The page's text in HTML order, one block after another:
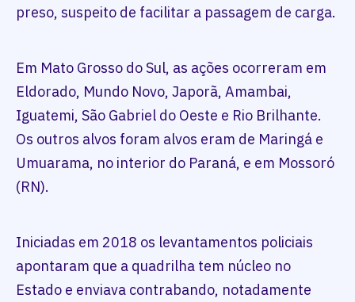
preso, suspeito de facilitar a passagem de carga.
Em Mato Grosso do Sul, as ações ocorreram em
Eldorado, Mundo Novo, Japorã, Amambai,
Iguatemi, São Gabriel do Oeste e Rio Brilhante.
Os outros alvos foram alvos eram de Maringá e
Umuarama, no interior do Paraná, e em Mossoró
(RN).
Iniciadas em 2018 os levantamentos policiais
apontaram que a quadrilha tem núcleo no
Estado e enviava contrabando, notadamente